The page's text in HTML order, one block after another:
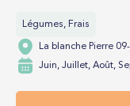
Légumes, Frais
La blanche Pierre
Juin, Juillet, Août,